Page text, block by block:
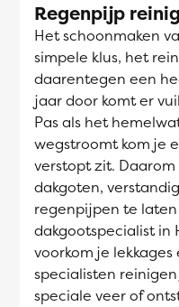
Regenpijp
Het schoonmaken
simpele klus, het
daarentegen een
jaar door komt er
Pas als het
wegstroomt kom je
verstopt zit.
dakgoten,
regenpijpen te
dakgootspecialist in
voorkom je
specialisten
speciale veer of